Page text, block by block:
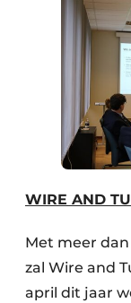
WIRE AND
Met meer
zal Wire and
april dit jaar